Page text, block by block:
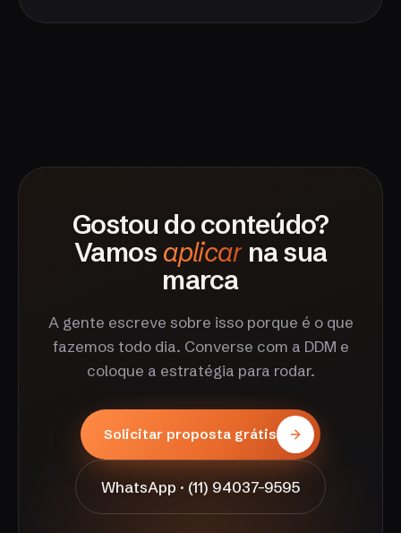
Gostou do conteúdo?
Vamos aplicar na sua
marca
A gente escreve sobre isso porque é o que
fazemos todo dia. Converse com a DDM e
coloque a estratégia para rodar.
Solicitar proposta grátis
WhatsApp · (11) 94037-9595